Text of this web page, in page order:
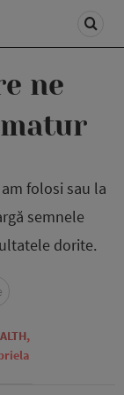
ne
folosi sau la
semnele
dorite.
,